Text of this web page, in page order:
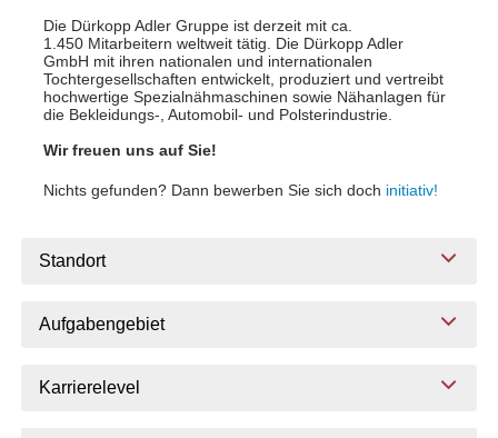
Die Dürkopp Adler Gruppe ist derzeit mit ca.
1.450 Mitarbeitern weltweit tätig. Die Dürkopp Adler
GmbH mit ihren nationalen und internationalen
Tochtergesellschaften entwickelt, produziert und vertreibt
hochwertige Spezialnähmaschinen sowie Nähanlagen für
die Bekleidungs-, Automobil- und Polsterindustrie.
Wir freuen uns auf Sie!
Nichts gefunden? Dann bewerben Sie sich doch initiativ!
Standort
Aufgabengebiet
Karrierelevel